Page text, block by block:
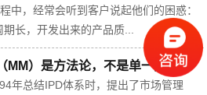
中，经常会听到客户说起他们的困惑：
期长，开发出来的产品质...
MM）是方法论，不是单一流程
年总结IPD体系时，提出了市场管理